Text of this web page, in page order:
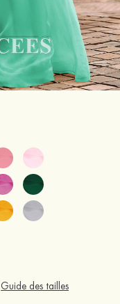
Guide des tailles